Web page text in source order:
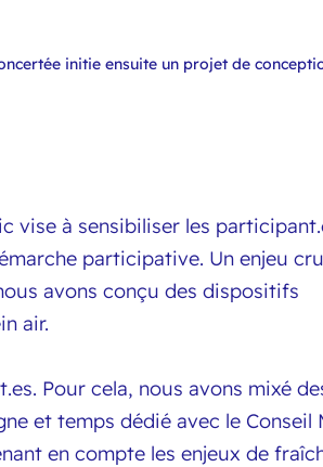
initie ensuite un projet de
vise à sensibiliser les
participative. Un enjeu
avons conçu des dispositifs
air.
Pour cela, nous avons mixé
et temps dédié avec le Conseil
en compte les enjeux de